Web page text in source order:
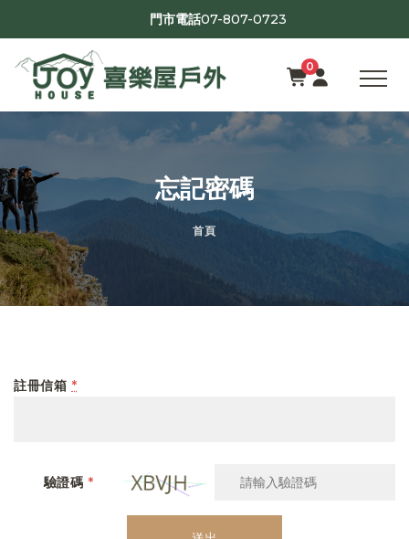
門市電話07-807-0723
0
忘記密碼
首頁
註冊信箱 *
驗證碼 *